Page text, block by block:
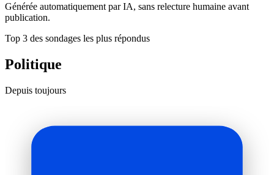
Générée automatiquement par IA, sans relecture humaine avant
publication.
Top 3 des sondages les plus répondus
Politique
Depuis toujours